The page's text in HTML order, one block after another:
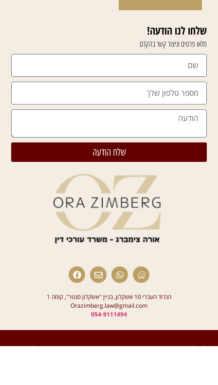
שלחו לנו הודעה!
מלאו פרטים וניצור קשר בהקדם
שלח הודעה
הגדוד העברי 10 אשקלון, בניין "אשקלון סנטר", קומה 1
Orazimberg.law@gmail.com
054-9111494
*חלק מהתכנים החזותיים באתר נוצרו באמצעות בינה מלאכותית